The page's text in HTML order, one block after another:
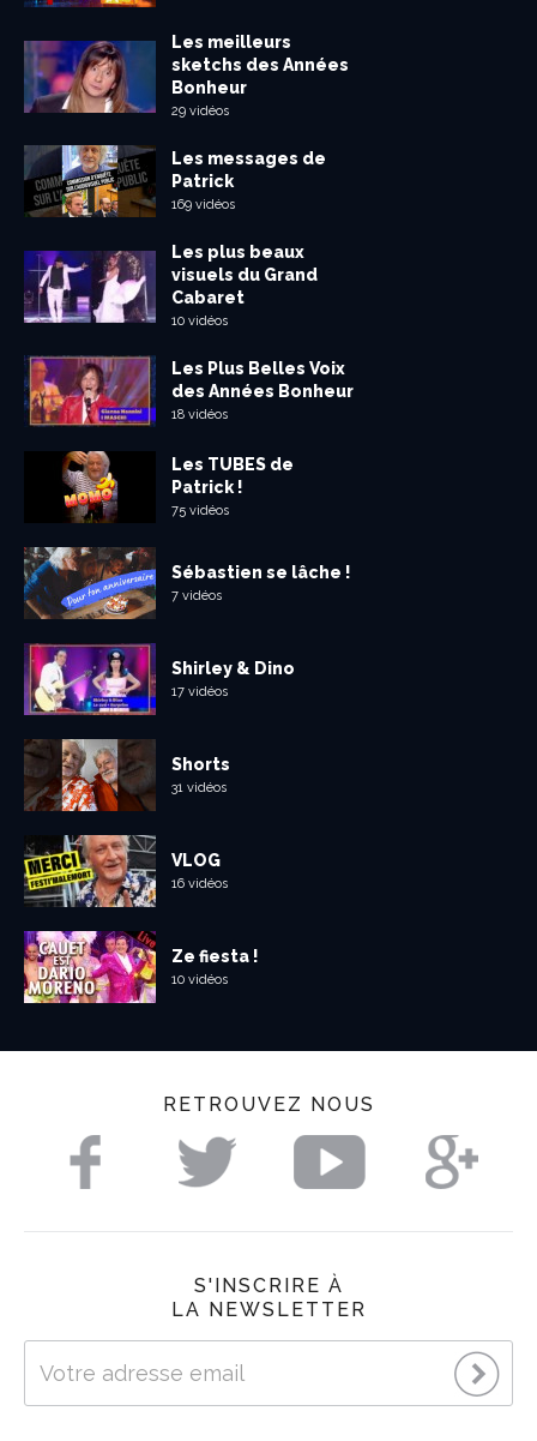
Les meilleurs
sketchs des Années
Bonheur
29 vidéos
Les messages de
Patrick
169 vidéos
Les plus beaux
visuels du Grand
Cabaret
10 vidéos
Les Plus Belles Voix
des Années Bonheur
18 vidéos
Les TUBES de
Patrick !
75 vidéos
Sébastien se lâche !
7 vidéos
Shirley & Dino
17 vidéos
Shorts
31 vidéos
VLOG
16 vidéos
Ze fiesta !
10 vidéos
RETROUVEZ NOUS
S'INSCRIRE À
LA NEWSLETTER